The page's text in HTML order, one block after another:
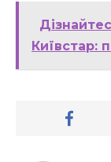
Київстар: